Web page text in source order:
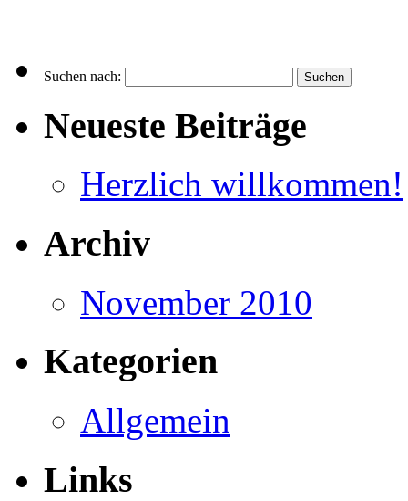
Suchen nach:
Neueste Beiträge
Herzlich willkommen!
Archiv
November 2010
Kategorien
Allgemein
Links